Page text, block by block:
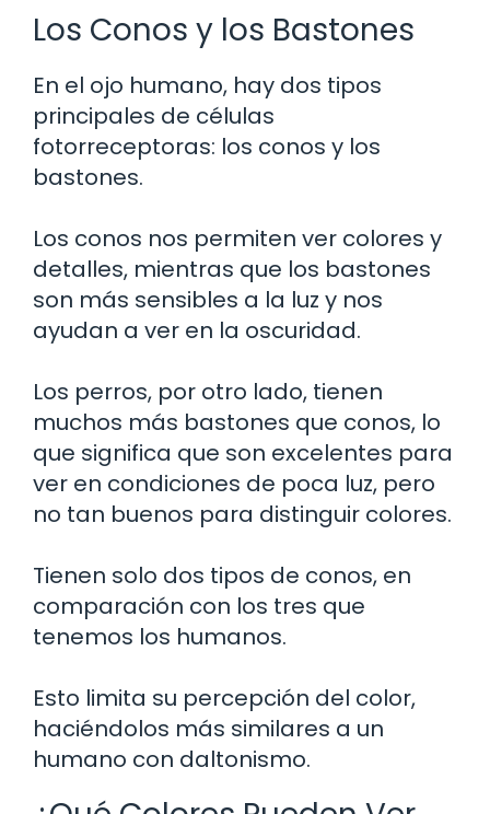
Los Conos y los Bastones
En el ojo humano, hay dos tipos
principales de células
fotorreceptoras: los conos y los
bastones.
Los conos nos permiten ver colores y
detalles, mientras que los bastones
son más sensibles a la luz y nos
ayudan a ver en la oscuridad.
Los perros, por otro lado, tienen
muchos más bastones que conos, lo
que significa que son excelentes para
ver en condiciones de poca luz, pero
no tan buenos para distinguir colores.
Tienen solo dos tipos de conos, en
comparación con los tres que
tenemos los humanos.
Esto limita su percepción del color,
haciéndolos más similares a un
humano con daltonismo.